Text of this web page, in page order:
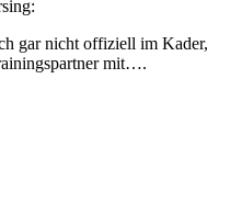
gar nicht offiziell im Kader,
mit….